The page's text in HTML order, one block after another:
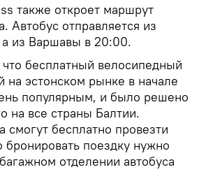
также откроет маршрут
Автобус отправляется из
из Варшавы в 20:00.
бесплатный велосипедный
на эстонском рынке в начале
популярным, и было решено
на все страны Балтии.
смогут бесплатно провезти
бронировать поездку нужно
отделении автобуса